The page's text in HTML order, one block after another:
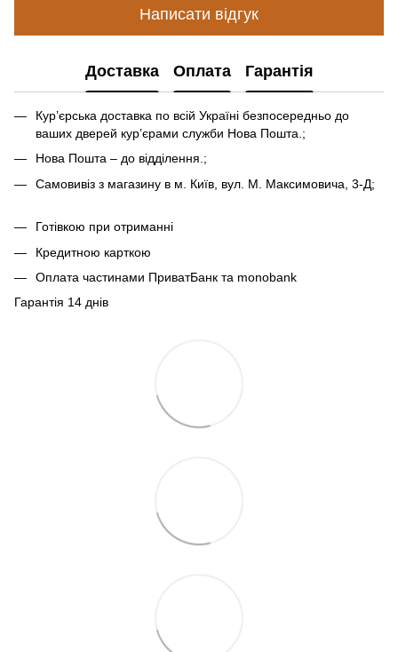
Написати відгук
Доставка Оплата Гарантія
Кур’єрська доставка по всій Україні безпосередньо до
ваших дверей кур’єрами служби Нова Пошта.;
Нова Пошта – до відділення.;
Самовивіз з магазину в м. Київ, вул. М. Максимовича, 3-Д;
Готівкою при отриманні
Кредитною карткою
Оплата частинами ПриватБанк та monobank
Гарантія 14 днів